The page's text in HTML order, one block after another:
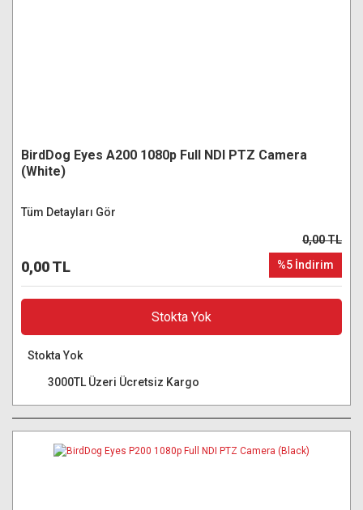
BirdDog Eyes A200 1080p Full NDI PTZ Camera
(White)
Tüm Detayları Gör
0,00 TL
0,00 TL
%5 İndirim
Stokta Yok
Stokta Yok
3000TL Üzeri Ücretsiz Kargo